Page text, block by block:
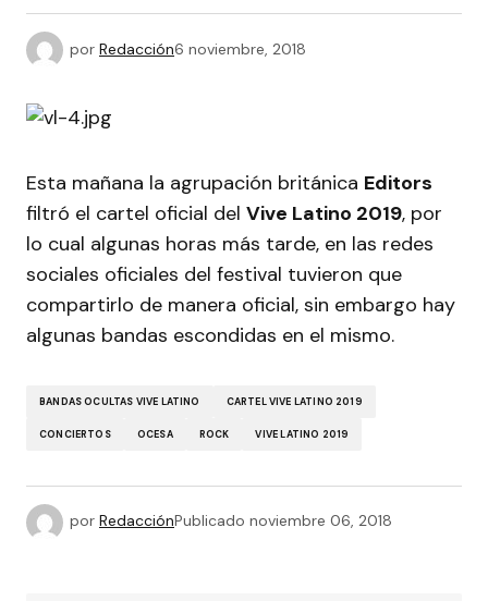
por Redacción6 noviembre, 2018
Esta mañana la agrupación británica Editors
filtró el cartel oficial del Vive Latino 2019, por
lo cual algunas horas más tarde, en las redes
sociales oficiales del festival tuvieron que
compartirlo de manera oficial, sin embargo hay
algunas bandas escondidas en el mismo.
BANDAS OCULTAS VIVE LATINO CARTEL VIVE LATINO 2019
CONCIERTOS OCESA ROCK VIVE LATINO 2019
por RedacciónPublicado noviembre 06, 2018